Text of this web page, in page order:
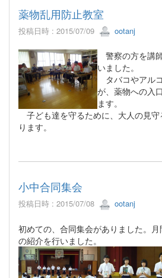
薬物乱用防止教室
投稿日時 : 2015/07/09 ootanj
警察の方を講
いました。
タバコやアル
が、薬物への入
ます。
子ども達を守るために、大人の見
ります。
小中合同集会
投稿日時 : 2015/07/08 ootanj
初めての、合同集会がありました。
の紹介を行いました。